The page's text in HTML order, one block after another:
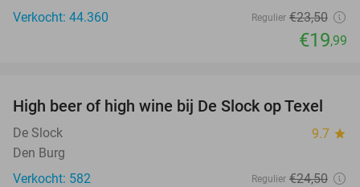
Verkocht: 44.360
Regulier €23,50
€19,99
49%
High beer of high wine bij De Slock op Texel
De Slock 9.7 star
Den Burg
Verkocht: 582
Regulier €24,50